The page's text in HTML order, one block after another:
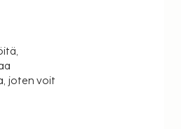
joten voit